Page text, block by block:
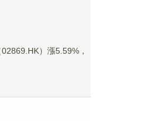
）漲5.59%，